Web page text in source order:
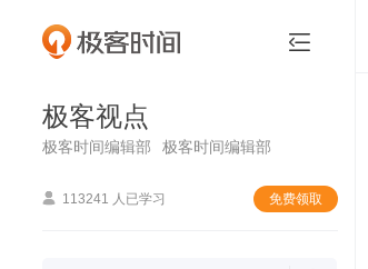

极客视点
极客时间编辑部 极客时间编辑部
 113241 人已学习 免费领取
 极客视点